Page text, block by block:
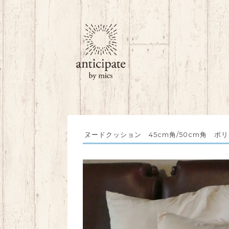
ヌードクッション 45cm角/50cm角 ポ